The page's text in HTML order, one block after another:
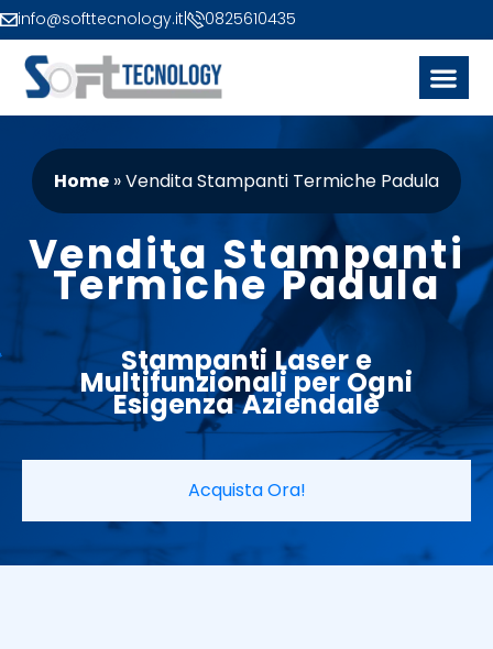
info@softtecnology.it 0825610435
Home »Vendita Stampanti Termiche Padula
Vendita Stampanti
Termiche Padula
Stampanti Lasere
Multifunzionali per Ogni
Esigenza Aziendale
Acquista Ora!